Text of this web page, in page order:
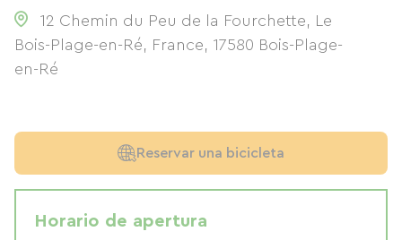
12 Chemin du Peu de la Fourchette, Le
Bois-Plage-en-Ré, France, 17580 Bois-Plage-
en-Ré
Reservar una bicicleta
Horario de apertura